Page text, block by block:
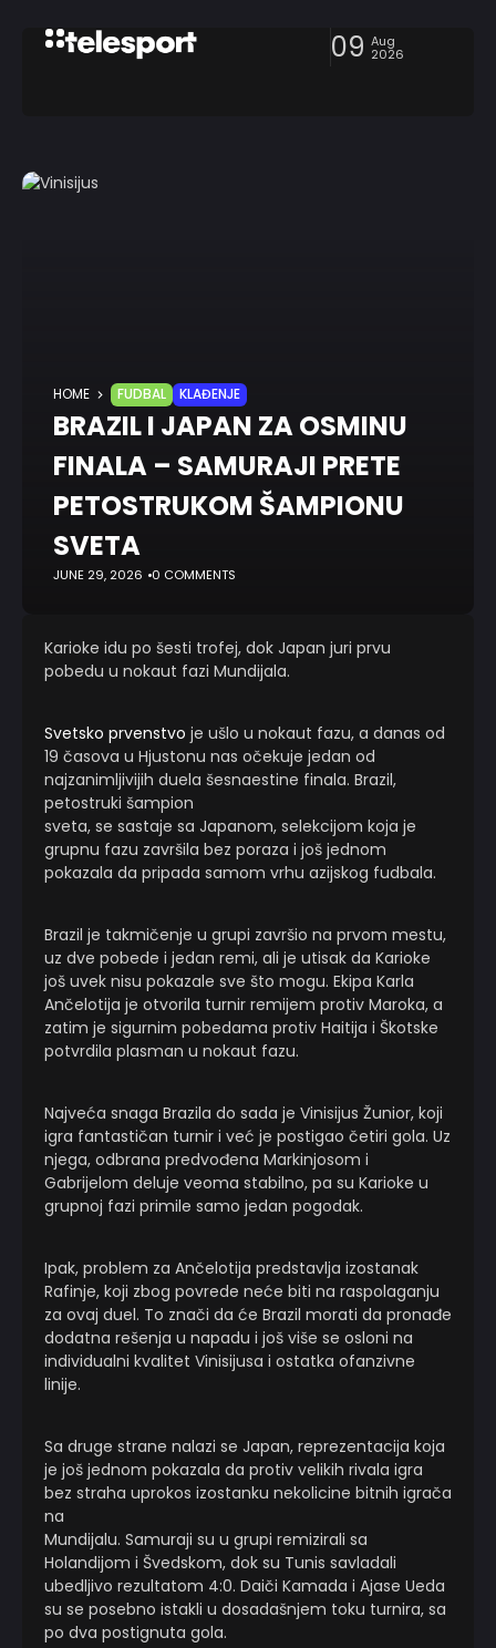
09 Aug
2026
HOME FUDBAL KLAĐENJE
BRAZIL I JAPAN ZA OSMINU
FINALA – SAMURAJI PRETE
PETOSTRUKOM ŠAMPIONU
SVETA
JUNE 29, 2026 0 COMMENTS
Karioke idu po šesti trofej, dok Japan juri prvu
pobedu u nokaut fazi Mundijala.
Svetsko prvenstvo je ušlo u nokaut fazu, a danas od
19 časova u Hjustonu nas očekuje jedan od
najzanimljivijih duela šesnaestine finala. Brazil,
petostruki šampion
sveta, se sastaje sa Japanom, selekcijom koja je
grupnu fazu završila bez poraza i još jednom
pokazala da pripada samom vrhu azijskog fudbala.
Brazil je takmičenje u grupi završio na prvom mestu,
uz dve pobede i jedan remi, ali je utisak da Karioke
još uvek nisu pokazale sve što mogu. Ekipa Karla
Ančelotija je otvorila turnir remijem protiv Maroka, a
zatim je sigurnim pobedama protiv Haitija i Škotske
potvrdila plasman u nokaut fazu.
Najveća snaga Brazila do sada je Vinisijus Žunior, koji
igra fantastičan turnir i već je postigao četiri gola. Uz
njega, odbrana predvođena Markinjosom i
Gabrijelom deluje veoma stabilno, pa su Karioke u
grupnoj fazi primile samo jedan pogodak.
Ipak, problem za Ančelotija predstavlja izostanak
Rafinje, koji zbog povrede neće biti na raspolaganju
za ovaj duel. To znači da će Brazil morati da pronađe
dodatna rešenja u napadu i još više se osloni na
individualni kvalitet Vinisijusa i ostatka ofanzivne
linije.
Sa druge strane nalazi se Japan, reprezentacija koja
je još jednom pokazala da protiv velikih rivala igra
bez straha uprokos izostanku nekolicine bitnih igrača
na
Mundijalu. Samuraji su u grupi remizirali sa
Holandijom i Švedskom, dok su Tunis savladali
ubedljivo rezultatom 4:0. Daiči Kamada i Ajase Ueda
su se posebno istakli u dosadašnjem toku turnira, sa
po dva postignuta gola.